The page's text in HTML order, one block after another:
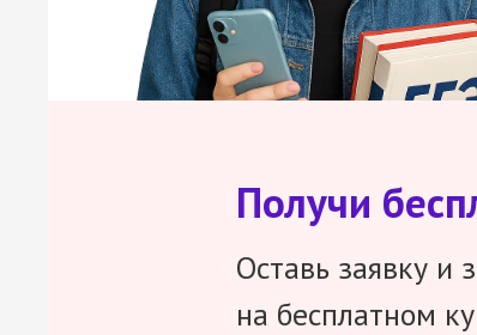
Получи
Оставь заявку и
на бесплатном